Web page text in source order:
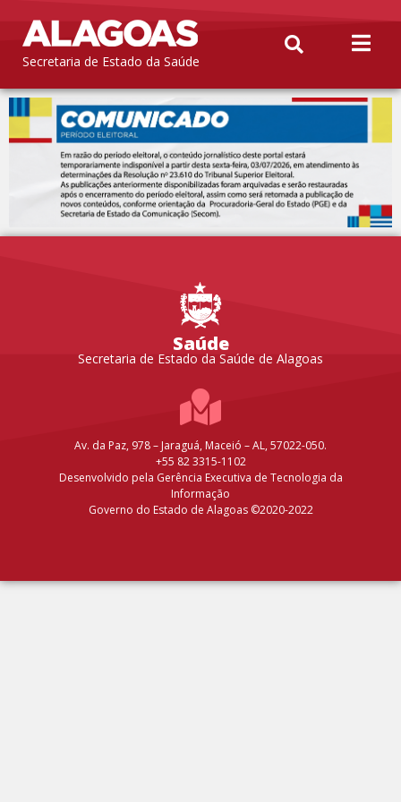
Secretaria de Estado da Saúde
Saúde
Secretaria de Estado da Saúde de Alagoas
Av. da Paz, 978 – Jaraguá, Maceió – AL, 57022-050.
+55 82 3315-1102
Desenvolvido pela Gerência Executiva de Tecnologia da
Informação
Governo do Estado de Alagoas ©2020-2022